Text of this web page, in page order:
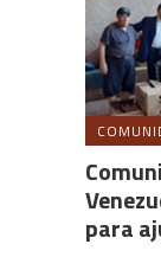
para